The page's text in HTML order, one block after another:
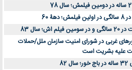
60
سال 83
غربی در شورای امنیت سازمان ملل/حملات
علیه بشریت است